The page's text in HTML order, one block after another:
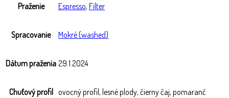
Praženie Espresso, Filter
Spracovanie Mokré (washed)
Dátum praženia 29.1.2024
Chuťový profil ovocný profil, lesné plody, čierny čaj, pomaranč